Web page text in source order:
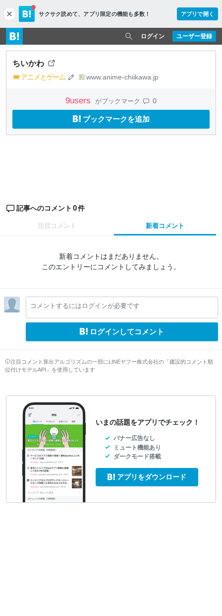
c
l
o
s
e
サクサク読めて、 アプリ限定の機能も多数！ アプリで開く
ユーザー登録
ログイン
ちいかわ
アニメとゲーム www.anime-chiikawa.jp
9users がブックマーク 0
ブックマークを追加
記事へのコメント 0件
注目コメント 新着コメント
新着コメントはまだありません。
このエントリーにコメントしてみましょう。
コメントするにはログインが必要です
ログインしてコメント
注目コメント算出アルゴリズムの一部にLINEヤフー株式会社の「建設的コメント順
位付けモデルAPI」を使用しています
いまの話題をアプリでチェック！
バナー広告なし
ミュート機能あり
ダークモード搭載
アプリをダウンロード